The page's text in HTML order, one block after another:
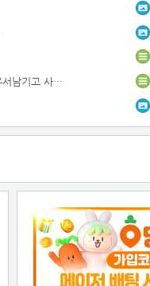
우리는 태어나지 말았어야 한다는 유서남기고 사망한 남매.jpg